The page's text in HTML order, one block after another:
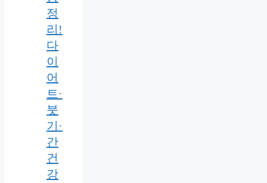
정
리!
다
이
어
트·
붓
기·
간
건
강